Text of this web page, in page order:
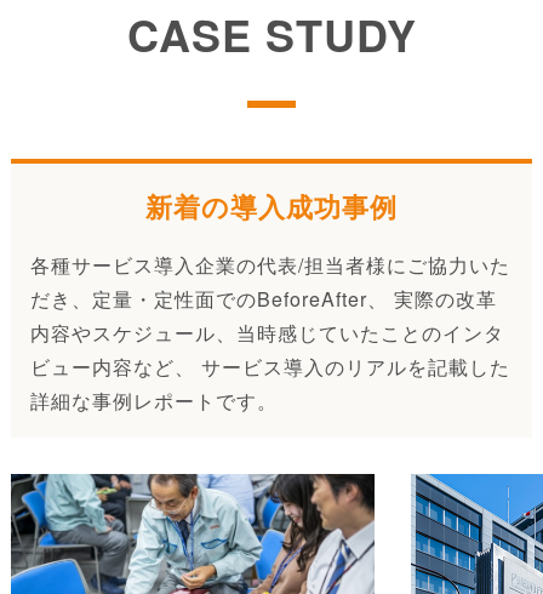
CASE STUDY
新着の導入成功事例
各種サービス導入企業の代表/担当者様にご協力いた
だき、定量・定性面でのBeforeAfter、 実際の改革
内容やスケジュール、当時感じていたことのインタ
ビュー内容など、 サービス導入のリアルを記載した
詳細な事例レポートです。